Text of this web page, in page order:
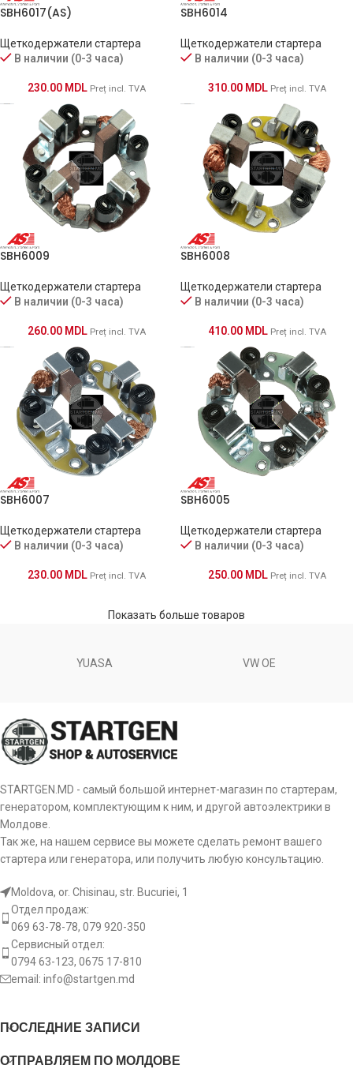
SBH6017(AS)
Щеткодержатели стартера
В наличии (0-3 часа)
230.00 MDL Preț incl. TVA
SBH6014
Щеткодержатели стартера
В наличии (0-3 часа)
310.00 MDL Preț incl. TVA
SBH6009
Щеткодержатели стартера
В наличии (0-3 часа)
260.00 MDL Preț incl. TVA
SBH6008
Щеткодержатели стартера
В наличии (0-3 часа)
410.00 MDL Preț incl. TVA
SBH6007
Щеткодержатели стартера
В наличии (0-3 часа)
230.00 MDL Preț incl. TVA
SBH6005
Щеткодержатели стартера
В наличии (0-3 часа)
250.00 MDL Preț incl. TVA
Показать больше товаров
YUASA VW OE
STARTGEN.MD - самый большой интернет-магазин по стартерам,
генератором, комплектующим к ним, и другой автоэлектрики в
Молдове.
Так же, на нашем сервисе вы можете сделать ремонт вашего
стартера или генератора, или получить любую консультацию.
Moldova, or. Chisinau, str. Bucuriei, 1
Отдел продаж:
069 63-78-78, 079 920-350
Сервисный отдел:
0794 63-123, 0675 17-810
email: info@startgen.md
ПОСЛЕДНИЕ ЗАПИСИ
ОТПРАВЛЯЕМ ПО МОЛДОВЕ